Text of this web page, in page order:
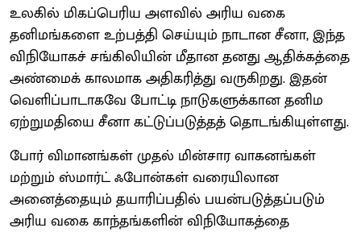
உலகில் மிகப்பெரிய அளவில் அரிய வகை
தனிமங்களை உற்பத்தி செய்யும் நாடான சீனா, இந்த
விநியோகச் சங்கிலியின் மீதான தனது ஆதிக்கத்தை
அண்மைக் காலமாக அதிகரித்து வருகிறது. இதன்
வெளிப்பாடாகவே போட்டி நாடுகளுக்கான தனிம
ஏற்றுமதியை சீனா கட்டுப்படுத்தத் தொடங்கியுள்ளது.
போர் விமானங்கள் முதல் மின்சார வாகனங்கள்
மற்றும் ஸ்மார்ட் ஃபோன்கள் வரையிலான
அனைத்தையும் தயாரிப்பதில் பயன்படுத்தப்படும்
அரிய வகை காந்தங்களின் விநியோகத்தை